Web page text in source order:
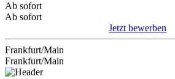
Ab sofort
Ab sofort
Jetzt bewerben
Frankfurt/Main
Frankfurt/Main